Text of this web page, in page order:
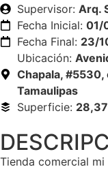
Supervisor: Arq.
Fecha Inicial: 01/
Fecha Final: 23/
Ubicación:
Chapala, #5530,
Tamaulipas
Superficie:
Tienda comercial